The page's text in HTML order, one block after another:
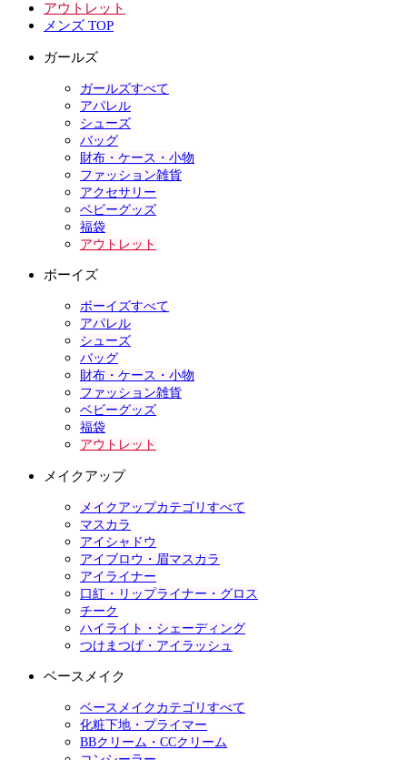
アウトレット
メンズ TOP
ガールズ
ガールズすべて
アパレル
シューズ
バッグ
財布・ケース・小物
ファッション雑貨
アクセサリー
ベビーグッズ
福袋
アウトレット
ボーイズ
ボーイズすべて
アパレル
シューズ
バッグ
財布・ケース・小物
ファッション雑貨
ベビーグッズ
福袋
アウトレット
メイクアップ
メイクアップカテゴリすべて
マスカラ
アイシャドウ
アイブロウ・眉マスカラ
アイライナー
口紅・リップライナー・グロス
チーク
ハイライト・シェーディング
つけまつげ・アイラッシュ
ベースメイク
ベースメイクカテゴリすべて
化粧下地・プライマー
BBクリーム・CCクリーム